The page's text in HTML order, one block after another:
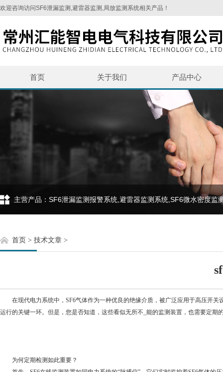
欢迎咨询访问SF6泄漏监测,避雷器监测,局放监测系统相关产品！
首页 关于我们 产品中心
首页 > 技术文章 >
在现代电力系统中，SF6气体作为一种优良的绝缘介质，被广泛应用于高压开关
运行的关键一环。但是，您是否知道，这些看似无所不_能的监测装置，也需要定期
为何定期检测如此重要？